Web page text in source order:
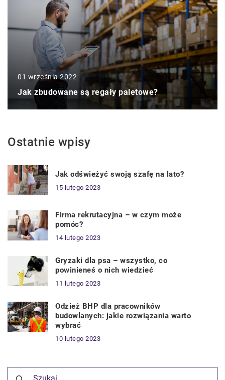
01 września 2022
Jak zbudowane są regały paletowe?
Ostatnie wpisy
Jak odświeżyć swoją szafę na lato?
15 lutego 2023
Firma rekrutacyjna – w czym może
pomóc?
14 lutego 2023
Gryzaki dla psa – wszystko, co
powinieneś o nich wiedzieć
11 lutego 2023
Odzież BHP dla pracowników
budowlanych: jakie rozwiązania warto
wybrać
10 lutego 2023